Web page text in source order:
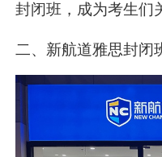
封闭班，成为考生们
二、新航道雅思封闭